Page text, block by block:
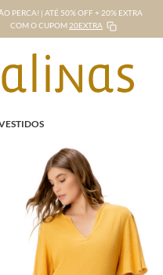
PERCA! | ATÉ 50% OFF + 20% EXTRA
COM O CUPOM 20EXTRA